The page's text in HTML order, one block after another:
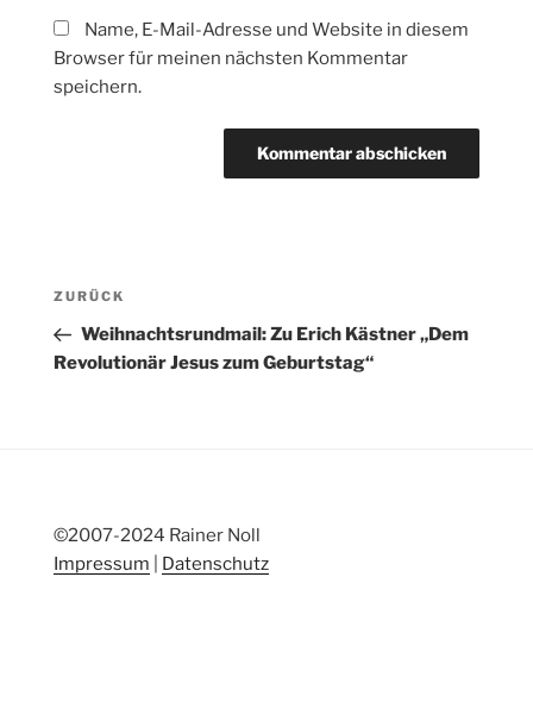
Name, E-Mail-Adresse und Website in diesem
Browser für meinen nächsten Kommentar
speichern.
Beitragsnavigation
Vorheriger
Beitrag
ZURÜCK
Weihnachtsrundmail: Zu Erich Kästner „Dem
Revolutionär Jesus zum Geburtstag“
©2007-2024 Rainer Noll
Impressum
Datenschutz